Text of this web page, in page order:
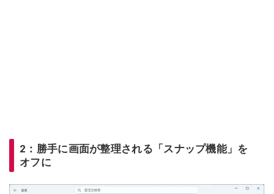
2：勝手に画面が整理される「スナップ機能」を
オフに